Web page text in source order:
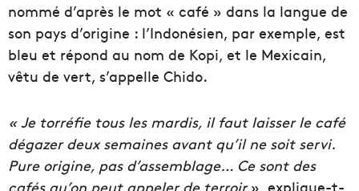
nommé d’après le mot « café » dans la langue de
son pays d’origine : l’Indonésien, par exemple, est
bleu et répond au nom de Kopi, et le Mexicain,
vêtu de vert, s’appelle Chido.
« Je torréfie tous les mardis, il faut laisser le café
dégazer deux semaines avant qu’il ne soit servi.
Pure origine, pas d’assemblage… Ce sont des
cafés qu’on peut appeler de terroir», explique-t-